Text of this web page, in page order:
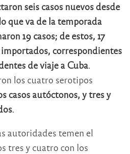
seis casos nuevos desde
que va de la temporada
19 casos; de estos, 17
correspondientes
de viaje a Cuba.
los cuatro serotipos
casos autóctonos, y tres y
.
autoridades temen el
tres y cuatro con los